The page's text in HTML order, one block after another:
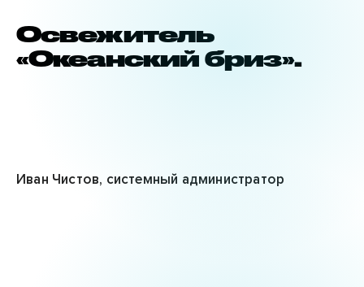
Освежитель
«Океанский бриз».
Иван Чистов, системный администратор